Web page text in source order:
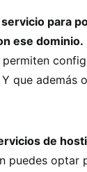
para
ese dominio.
que además
de
puedes optar